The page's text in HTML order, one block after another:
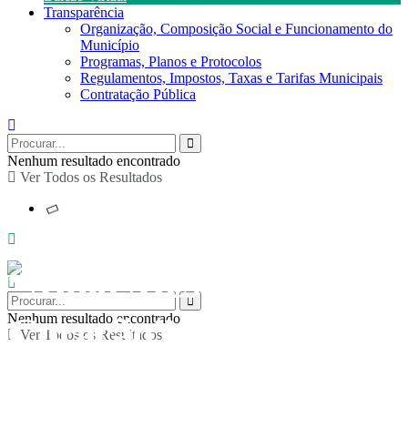
Transparência
Organização, Composição Social e Funcionamento do
Município
Programas, Planos e Protocolos
Regulamentos, Impostos, Taxas e Tarifas Municipais
Contratação Pública
Nenhum resultado encontrado
Ver Todos os Resultados
Nenhum resultado encontrado
Ver Todos os Resultados
“Maio Mês do
Coração”: caminhada